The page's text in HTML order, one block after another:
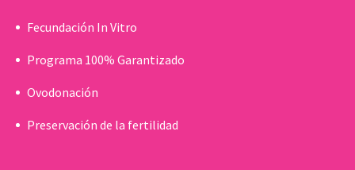
Fecundación In Vitro
Programa 100% Garantizado
Ovodonación
Preservación de la fertilidad